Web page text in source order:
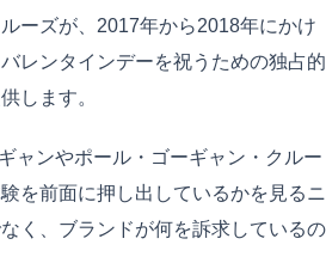
ーズが、2017年から2018年にかけ
レンタインデーを祝うための独占的
します。
ャンやポール・ゴーギャン・クルー
を前面に押し出しているかを見るニ
く、ブランドが何を訴求しているの